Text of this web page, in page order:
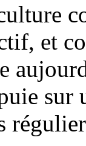
et
sur